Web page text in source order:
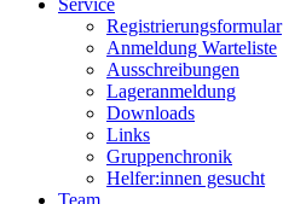
Service
Registrierungsformular
Anmeldung Warteliste
Ausschreibungen
Lageranmeldung
Downloads
Links
Gruppenchronik
Helfer:innen gesucht
Team